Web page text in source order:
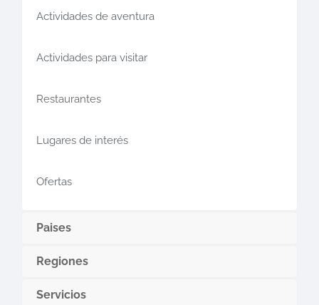
Actividades de aventura
Actividades para visitar
Restaurantes
Lugares de interés
Ofertas
Paises
Regiones
Servicios